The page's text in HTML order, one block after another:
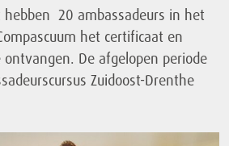
hebben 20 ambassadeurs in het
het certificaat en
ontvangen. De afgelopen periode
Zuidoost-Drenthe